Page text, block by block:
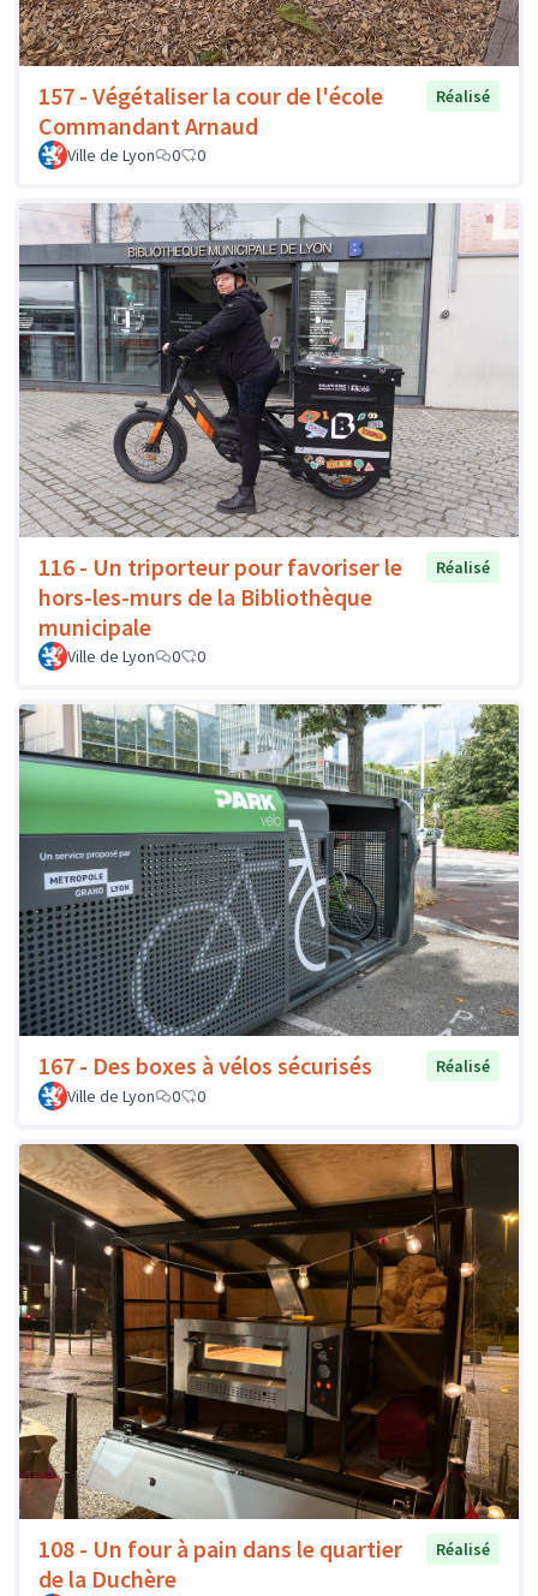
157 - Végétaliser la cour de l'école
Commandant Arnaud
Réalisé
Ville de Lyon 0 0
116 - Un triporteur pour favoriser le
hors-les-murs de la Bibliothèque
municipale
Réalisé
Ville de Lyon 0 0
167 - Des boxes à vélos sécurisés
Réalisé
Ville de Lyon
0 0
108 - Un four à pain dans le quartier
de la Duchère
Réalisé